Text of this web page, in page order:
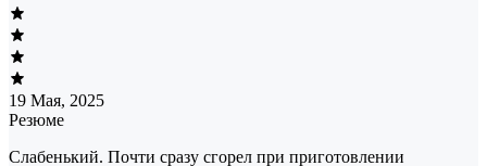
19 Мая, 2025
Резюме
Слабенький. Почти сразу сгорел при приготовлении